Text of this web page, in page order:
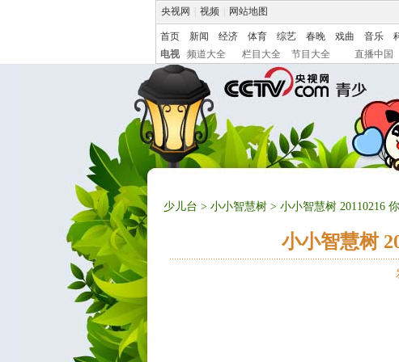
央视网 视频 网站地图
首页 新闻 经济 体育 综艺 春晚 戏曲 音乐
电视
频道大全 栏目大全 节目大全 直播中国
少儿台 > 小小智慧树 > 小小智慧树 20110216
小小智慧树